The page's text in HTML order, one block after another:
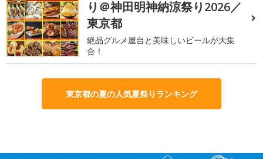
り＠神田明神納涼祭り2026／
東京都
絶品グルメ屋台と美味しいビールが大集
合！
東京都の夏の人気夏祭りランキング